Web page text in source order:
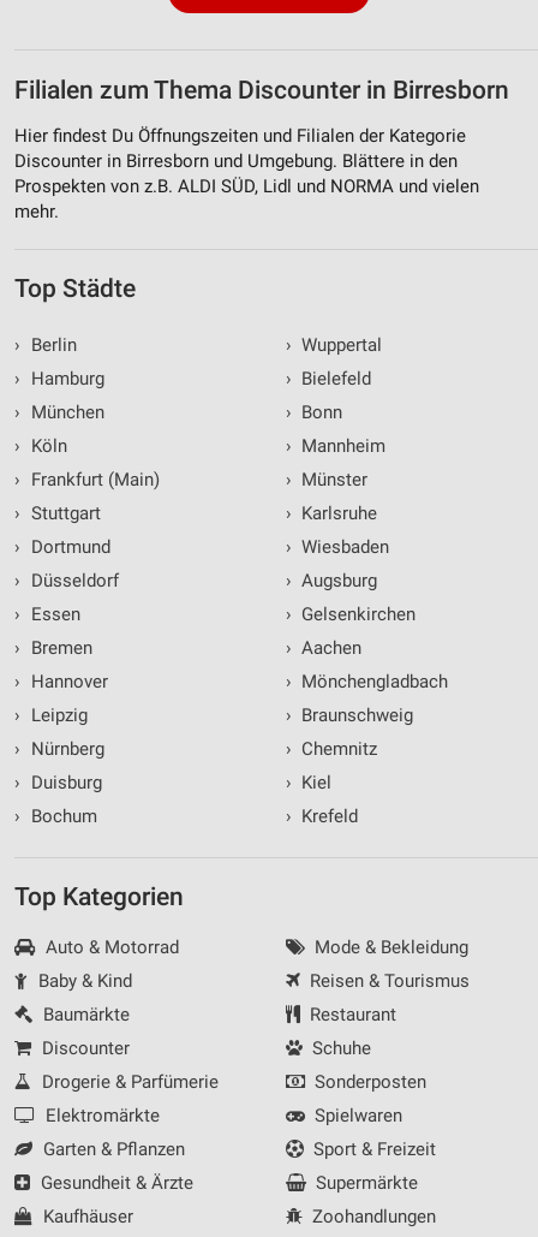
Filialen zum Thema Discounter in Birresborn
Hier findest Du Öffnungszeiten und Filialen der Kategorie
Discounter in Birresborn und Umgebung. Blättere in den
Prospekten von z.B. ALDI SÜD, Lidl und NORMA und vielen
mehr.
Top Städte
›
Berlin
›
Hamburg
›
München
›
Köln
›
Frankfurt (Main)
› Stuttgart
›
Dortmund
›
Düsseldorf
›
Essen
›
Bremen
›
Hannover
›
Leipzig
›
Nürnberg
›
Duisburg
›
Bochum
› Wuppertal
› Bielefeld
› Bonn
› Mannheim
› Münster
› Karlsruhe
› Wiesbaden
› Augsburg
› Gelsenkirchen
› Aachen
› Mönchengladbach
› Braunschweig
› Chemnitz
› Kiel
› Krefeld
Top Kategorien
Auto & Motorrad
Baby & Kind
Baumärkte
Discounter
Drogerie & Parfümerie
Elektromärkte
Garten & Pflanzen
Gesundheit & Ärzte
Kaufhäuser
Mode & Bekleidung
Reisen & Tourismus
Restaurant
Schuhe
Sonderposten
Spielwaren
Sport & Freizeit
Supermärkte
Zoohandlungen